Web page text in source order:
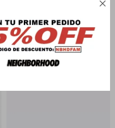

VEJA
WATA II LOW DENIM